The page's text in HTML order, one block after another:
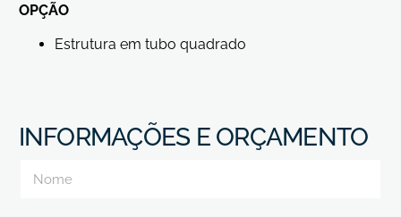
OPÇÃO
Estrutura em tubo quadrado
INFORMAÇÕES E ORÇAMENTO